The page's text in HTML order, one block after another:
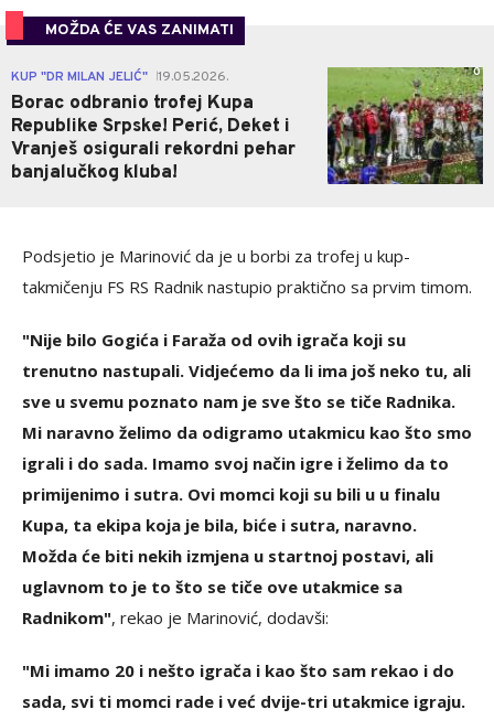
MOŽDA ĆE VAS ZANIMATI
KUP "DR MILAN JELIĆ" 19.05.2026.
Borac odbranio trofej Kupa
Republike Srpske! Perić, Deket i
Vranješ osigurali rekordni pehar
banjalučkog kluba!
0
Podsjetio je Marinović da je u borbi za trofej u kup-
takmičenju FS RS Radnik nastupio praktično sa prvim timom.
"Nije bilo Gogića i Faraža od ovih igrača koji su
trenutno nastupali. Vidjećemo da li ima još neko tu, ali
sve u svemu poznato nam je sve što se tiče Radnika.
Mi naravno želimo da odigramo utakmicu kao što smo
igrali i do sada. Imamo svoj način igre i želimo da to
primijenimo i sutra. Ovi momci koji su bili u u finalu
Kupa, ta ekipa koja je bila, biće i sutra, naravno.
Možda će biti nekih izmjena u startnoj postavi, ali
uglavnom to je to što se tiče ove utakmice sa
Radnikom", rekao je Marinović, dodavši:
"Mi imamo 20 i nešto igrača i kao što sam rekao i do
sada, svi ti momci rade i već dvije-tri utakmice igraju.